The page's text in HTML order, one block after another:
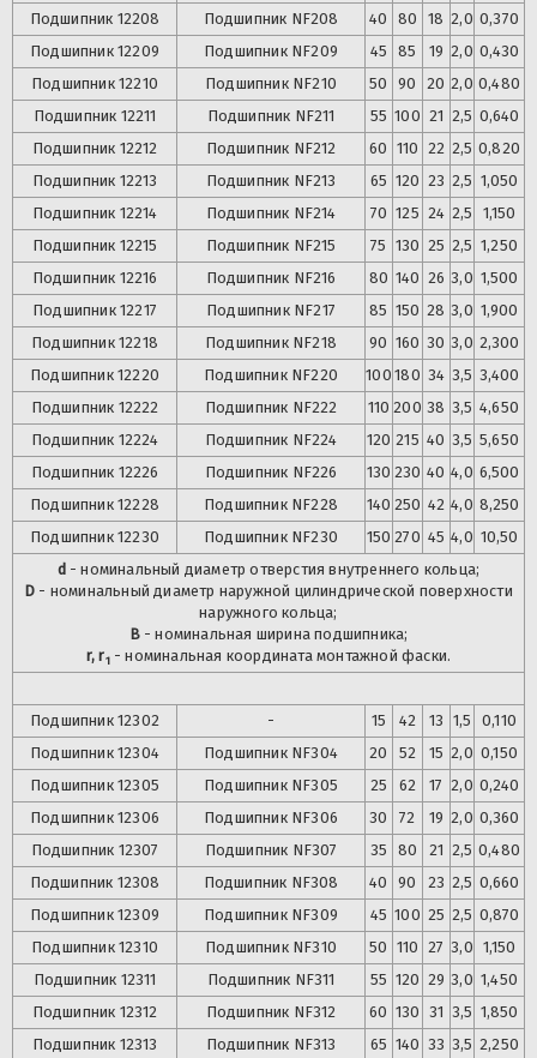
Подшипник 12208 Подшипник NF208 40 80 18 2,0 0,370
Подшипник 12209 Подшипник NF209 45 85 19 2,0 0,430
Подшипник 12210 Подшипник NF210 50 90 20 2,0 0,480
Подшипник 12211 Подшипник NF211 55 100 21 2,5 0,640
Подшипник 12212 Подшипник NF212 60 110 22 2,5 0,820
Подшипник 12213 Подшипник NF213 65 120 23 2,5 1,050
Подшипник 12214 Подшипник NF214 70 125 24 2,5
1,150
Подшипник 12215 Подшипник NF215 75 130 25 2,5 1,250
Подшипник 12216 Подшипник NF216 80 140 26 3,0 1,500
Подшипник 12217 Подшипник NF217 85 150 28 3,0 1,900
Подшипник 12218 Подшипник NF218 90 160 30 3,0 2,300
Подшипник 12220 Подшипник NF220 100 180 34 3,5 3,400
Подшипник 12222 Подшипник NF222 110 200 38 3,5 4,650
Подшипник 12224 Подшипник NF224 120 215 40 3,5 5,650
Подшипник 12226 Подшипник NF226 130 230 40 4,0 6,500
Подшипник 12228 Подшипник NF228 140 250 42 4,0 8,250
Подшипник 12230 Подшипник NF230 150 270 45 4,0 10,50
d - номинальный диаметр отверстия внутреннего кольца;
D - номинальный диаметр наружной цилиндрической поверхности
наружного кольца;
B- номинальная ширина подшипника;
r, r1- номинальная координата монтажной фаски.
Подшипник 12302 - 15 42 13 1,5
0,110
Подшипник 12304 Подшипник NF304 20 52 15 2,0 0,150
Подшипник 12305 Подшипник NF305 25 62 17 2,0 0,240
Подшипник 12306 Подшипник NF306 30 72 19 2,0 0,360
Подшипник 12307 Подшипник NF307 35 80 21 2,5 0,480
Подшипник 12308 Подшипник NF308 40 90 23 2,5 0,660
Подшипник 12309 Подшипник NF309 45 100 25 2,5 0,870
Подшипник 12310 Подшипник NF310 50 110 27 3,0 1,150
Подшипник 12311 Подшипник NF311 55 120 29 3,0 1,450
Подшипник 12312 Подшипник NF312 60 130 31 3,5 1,850
Подшипник 12313 Подшипник NF313 65 140 33 3,5 2,250